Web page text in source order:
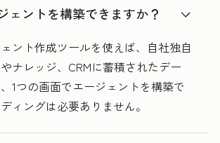
ェントを構築できますか？
ント作成ツールを使えば、自社独自
ナレッジ、CRMに蓄積されたデー
1つの画面でエージェントを構築で
ィングは必要ありません。